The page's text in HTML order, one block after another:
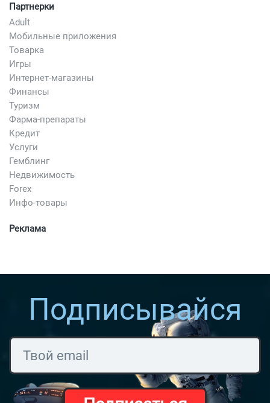
Партнерки
Adult
Мобильные приложения
Товарка
Игры
Интернет-магазины
Финансы
Туризм
Фарма-препараты
Кредит
Услуги
Гемблинг
Недвижимость
Forex
Инфо-товары
Реклама
Подписывайся